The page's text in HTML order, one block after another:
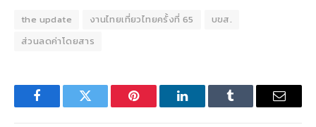
the update งานไทยเที่ยวไทยครั้งที่ 65
บขส.
ส่วนลดค่าโดยสาร
FacebookTwitter Pinterest LinkedInTumblr Email